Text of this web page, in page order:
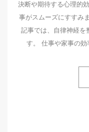
決断や期待する心理的
事がスムーズにすすみ
記事では、自律神経を
す。 仕事や家事の効